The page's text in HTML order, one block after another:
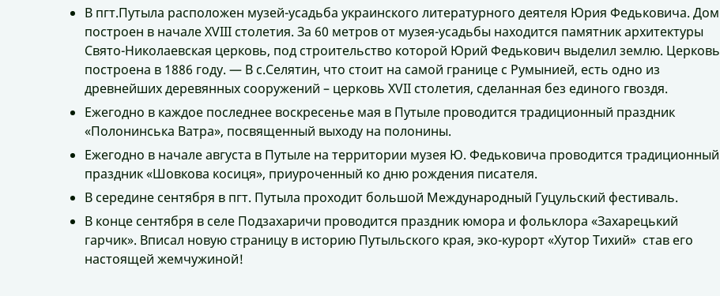
В пгт.Путыла расположен музей-усадьба украинского литературного деятеля Юрия Федьковича. Дом
построен в начале XVІІІ столетия. За 60 метров от музея-усадьбы находится памятник архитектуры
Свято-Николаевская церковь, под строительство которой Юрий Федькович выделил землю. Церковь
построена в 1886 году. — В с.Селятин, что стоит на самой границе с Румынией, есть одно из
древнейших деревянных сооружений – церковь XVІІ столетия, сделанная без единого гвоздя.
Ежегодно в каждое последнее воскресенье мая в Путыле проводится традиционный праздник
«Полонинська Ватра», посвященный выходу на полонины.
Ежегодно в начале августа в Путыле на территории музея Ю. Федьковича проводится традиционный
праздник «Шовкова косиця», приуроченный ко дню рождения писателя.
В середине сентября в пгт. Путыла проходит большой Международный Гуцульский фестиваль.
В конце сентября в селе Подзахаричи проводится праздник юмора и фольклора «Захарецький
гарчик». Вписал новую страницу в историю Путыльского края, эко-курорт «Хутор Тихий» став его
настоящей жемчужиной!